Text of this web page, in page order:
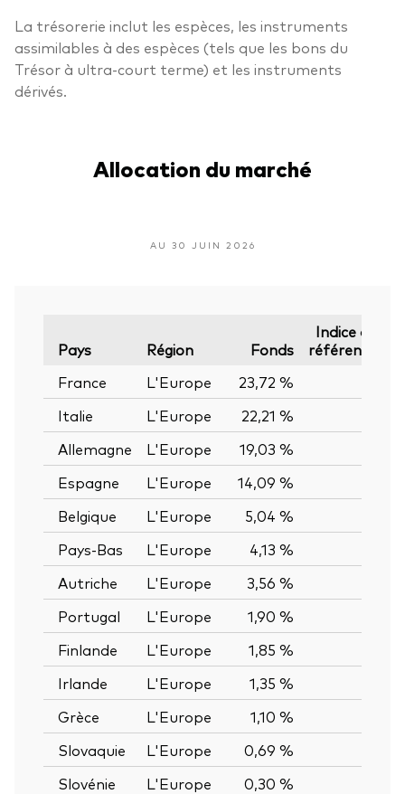
La trésorerie inclut les espèces, les instruments
assimilables à des espèces (tels que les bons du
Trésor à ultra-court terme) et les instruments
dérivés.
Allocation du marché
AU 30 JUIN 2026
Pays Région Fonds
Indice de
référence
France L'Europe 23,72 %
Italie
L'Europe 22,21 %
Allemagne
L'Europe 19,03 %
Espagne
L'Europe 14,09 %
Belgique
L'Europe 5,04 %
Pays-Bas
L'Europe 4,13 %
Autriche
L'Europe 3,56 %
Portugal
L'Europe 1,90 %
Finlande
L'Europe 1,85 %
Irlande
L'Europe 1,35 %
Grèce
L'Europe 1,10 %
Slovaquie
L'Europe 0,69 %
Slovénie
L'Europe 0,30 %